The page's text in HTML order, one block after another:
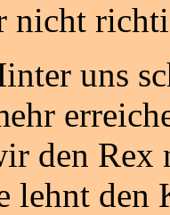
nicht
uns
den Rex
lehnt